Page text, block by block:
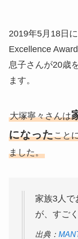
2019年5月18日
Excellence
息子さんが20歳
ます。
大塚寧々さんは
になったこと
ました。
家族3人で
が、すご
出典：